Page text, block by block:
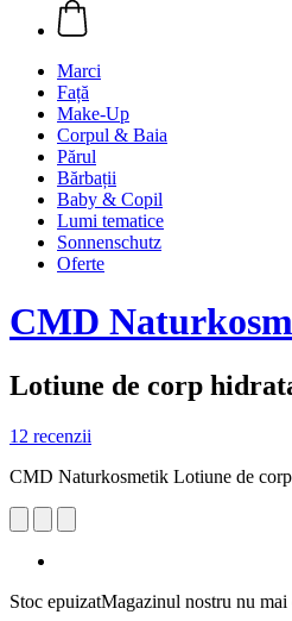
Marci
Față
Make-Up
Corpul & Baia
Părul
Bărbații
Baby & Copil
Lumi tematice
Sonnenschutz
Oferte
CMD
Lotiune de corp
12 recenzii
CMD Naturkosmetik Lotiune de
Stoc epuizatMagazinul nostru nu mai